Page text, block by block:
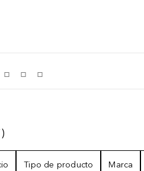
)
Tipo de producto Marca